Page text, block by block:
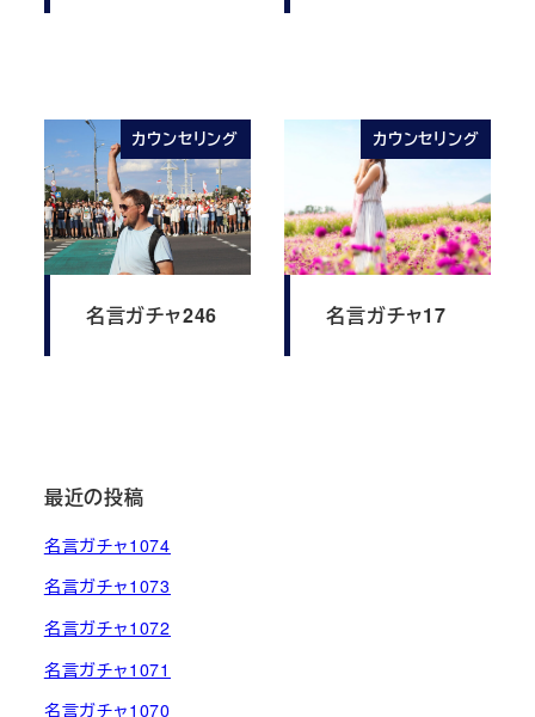
カウンセリング
名言ガチャ246
カウンセリング
名言ガチャ17
最近の投稿
名言ガチャ1074
名言ガチャ1073
名言ガチャ1072
名言ガチャ1071
名言ガチャ1070